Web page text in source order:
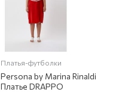
Платья-футболки
Persona by Marina Rinaldi
Платье DRAPPO